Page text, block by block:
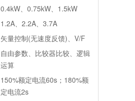
0.4kW、0.75kW、1.5kW
1.2A、2.2A、3.7A
矢量控制(无速度反馈)、V/F
自由参数、比较器比较、逻辑
运算
150%额定电流60s；180%额
定电流2s